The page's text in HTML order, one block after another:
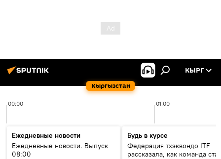
Кыргызстан
КЫРГ
00:00 01:00
Ежедневные новости
Ежедневные новости. Выпуск
08:00
Будь в курсе
Федерация тхэквондо ITF
рассказала, как команда